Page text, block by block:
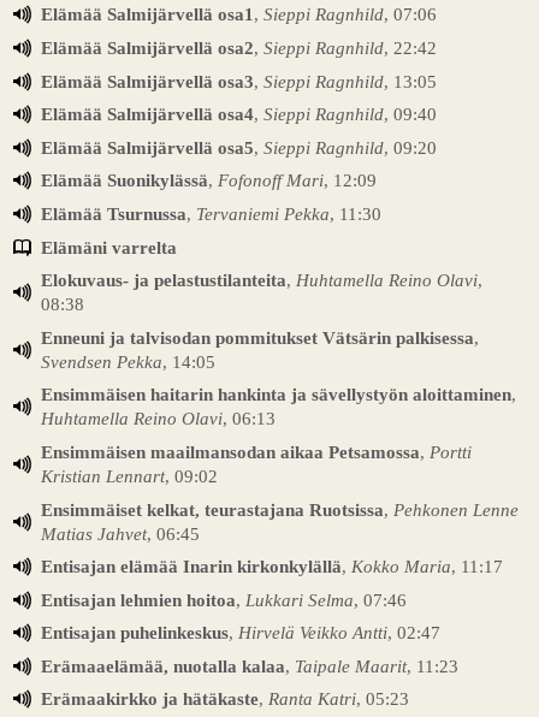
Elämää Salmijärvellä osa1 , Sieppi Ragnhild, 07:06
Elämää Salmijärvellä osa2, Sieppi Ragnhild, 22:42
Elämää Salmijärvellä osa3, Sieppi Ragnhild, 13:05
Elämää Salmijärvellä osa4, Sieppi Ragnhild, 09:40
Elämää Salmijärvellä osa5, Sieppi Ragnhild, 09:20
Elämää Suonikylässä, Fofonoff Mari, 12:09
Elämää Tsurnussa, Tervaniemi Pekka, 11:30
Elämäni varrelta
Elokuvaus- ja pelastustilanteita, Huhtamella Reino Olavi,
08:38
Enneuni ja talvisodan pommitukset Vätsärin palkisessa,
Svendsen Pekka, 14:05
Ensimmäisen haitarin hankinta ja sävellystyön aloittaminen,
Huhtamella Reino Olavi, 06:13
Ensimmäisen maailmansodan aikaa Petsamossa, Portti
Kristian Lennart, 09:02
Ensimmäiset kelkat, teurastajana Ruotsissa, Pehkonen Lenne
Matias Jahvet, 06:45
Entisajan elämää Inarin kirkonkylällä, Kokko Maria, 11:17
Entisajan lehmien hoitoa, Lukkari Selma, 07:46
Entisajan puhelinkeskus, Hirvelä Veikko Antti, 02:47
Erämaaelämää, nuotalla kalaa, Taipale Maarit, 11:23
Erämaakirkko ja hätäkaste, Ranta Katri, 05:23